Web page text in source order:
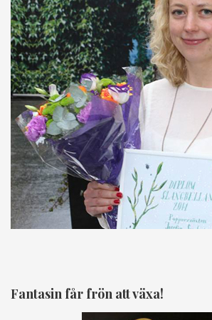
Fantasin får frön att växa!